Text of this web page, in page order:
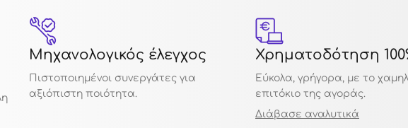
Μηχανολογικός έλεγχος
Πιστοποιημένοι συνεργάτες για
αξιόπιστη ποιότητα.
Χρηματοδότηση
Εύκολα, γρήγορα, με το
επιτόκιο της αγοράς.
Διάβασε αναλυτικά